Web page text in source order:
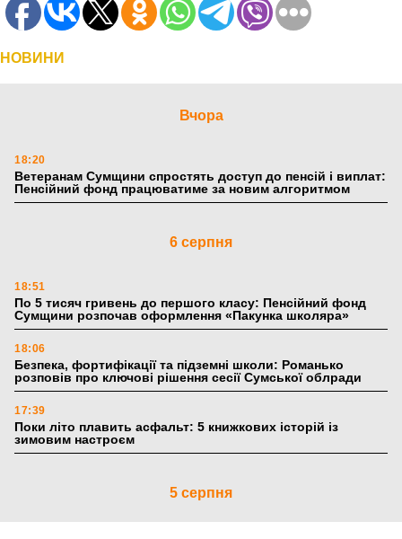
НОВИНИ
Вчора
18:20
Ветеранам Сумщини спростять доступ до пенсій і виплат:
Пенсійний фонд працюватиме за новим алгоритмом
6 серпня
18:51
По 5 тисяч гривень до першого класу: Пенсійний фонд
Сумщини розпочав оформлення «Пакунка школяра»
18:06
Безпека, фортифікації та підземні школи: Романько
розповів про ключові рішення сесії Сумської облради
17:39
Поки літо плавить асфальт: 5 книжкових історій із
зимовим настроєм
5 серпня